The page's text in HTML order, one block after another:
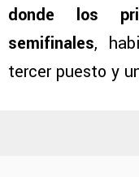
donde los
semifinales,
tercer puesto y